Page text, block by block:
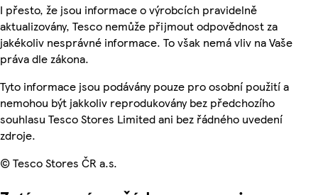
I přesto, že jsou informace o výrobcích pravidelně
aktualizovány, Tesco nemůže přijmout odpovědnost za
jakékoliv nesprávné informace. To však nemá vliv na Vaše
práva dle zákona.
Tyto informace jsou podávány pouze pro osobní použití a
nemohou být jakkoliv reprodukovány bez předchozího
souhlasu Tesco Stores Limited ani bez řádného uvedení
zdroje.
© Tesco Stores ČR a.s.